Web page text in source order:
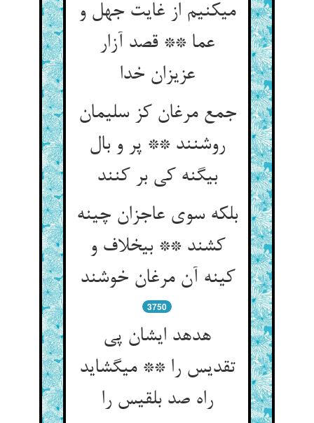
می‏کنیم از غایت جهل و
عما ** قصد آزار
عزیزان خدا
جمع مرغان کز سلیمان
روشنند ** پر و بال
بی‏گنه کی بر کنند
بلکه سوی عاجزان چینه
کشند ** بی‏خلاف و
کینه آن مرغان خوشند
3750
هدهد ایشان پی
تقدیس را ** می‏گشاید
راه صد بلقیس را